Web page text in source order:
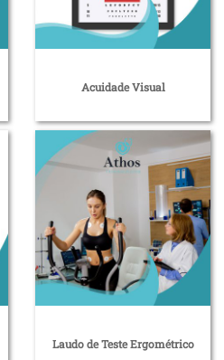
Acuidade Visual
Laudo de Teste Ergométrico